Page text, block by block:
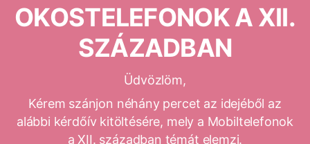
OKOSTELEFONOK A XII.
SZÁZADBAN
Üdvözlöm,
Kérem szánjon néhány percet az idejéből az
alábbi kérdőív kitöltésére, mely a Mobiltelefonok
a XII. században témát elemzi.